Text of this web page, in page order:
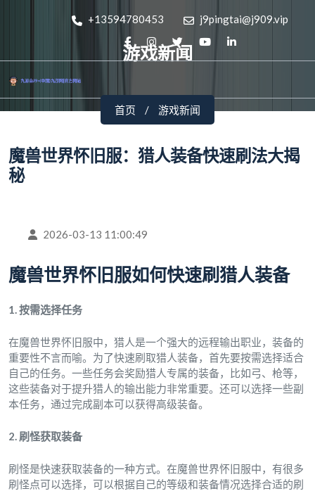
+13594780453 j9pingtai@j909.vip
游戏新闻
首页 游戏新闻
魔兽世界怀旧服：猎人装备快速刷法大揭
秘
2026-03-13 11:00:49
魔兽世界怀旧服如何快速刷猎人装备
1. 按需选择任务
在魔兽世界怀旧服中，猎人是一个强大的远程输出职业，装备的
重要性不言而喻。为了快速刷取猎人装备，首先要按需选择适合
自己的任务。一些任务会奖励猎人专属的装备，比如弓、枪等，
这些装备对于提升猎人的输出能力非常重要。还可以选择一些副
本任务，通过完成副本可以获得高级装备。
2. 刷怪获取装备
刷怪是快速获取装备的一种方式。在魔兽世界怀旧服中，有很多
刷怪点可以选择，可以根据自己的等级和装备情况选择合适的刷